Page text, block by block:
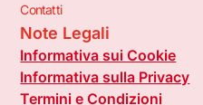
Contatti
Note Legali
Informativa sui Cookie
Informativa sulla Privacy
Termini e Condizioni